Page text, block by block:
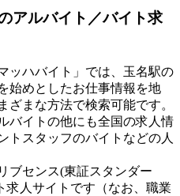
アルバイト／バイト求
ッハバイト」では、玉名駅の
始めとしたお仕事情報を地
ざまな方法で検索可能です。
バイトの他にも全国の求人情
トスタッフのバイトなどの人
ブセンス(東証スタンダー
求人サイトです（なお、職業